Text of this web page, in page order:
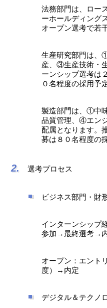
法務部門は、ロー
ーホールディング
オープン選考で若
生産研究部門は、
産、③生産技術・
ーンシップ選考は
０名程度の採用予
製造部門は、①中
品質管理、④エン
配属となります。
募は８０名程度の
選考プロセス
ビジネス部門・財
インターンシップ
参加→最終選考→
オープン：エント
度）→内定
デジタル＆テクノ